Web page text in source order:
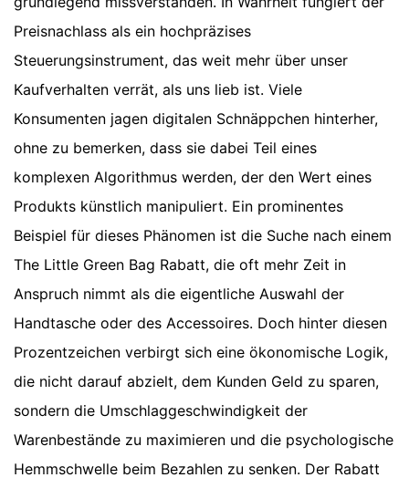
Preisnachlass als ein hochpräzises
Steuerungsinstrument, das weit mehr über unser
Kaufverhalten verrät, als uns lieb ist. Viele
Konsumenten jagen digitalen Schnäppchen hinterher,
ohne zu bemerken, dass sie dabei Teil eines
komplexen Algorithmus werden, der den Wert eines
Produkts künstlich manipuliert. Ein prominentes
Beispiel für dieses Phänomen ist die Suche nach einem
The Little Green Bag Rabatt, die oft mehr Zeit in
Anspruch nimmt als die eigentliche Auswahl der
Handtasche oder des Accessoires. Doch hinter diesen
Prozentzeichen verbirgt sich eine ökonomische Logik,
die nicht darauf abzielt, dem Kunden Geld zu sparen,
sondern die Umschlaggeschwindigkeit der
Warenbestände zu maximieren und die psychologische
Hemmschwelle beim Bezahlen zu senken. Der Rabatt